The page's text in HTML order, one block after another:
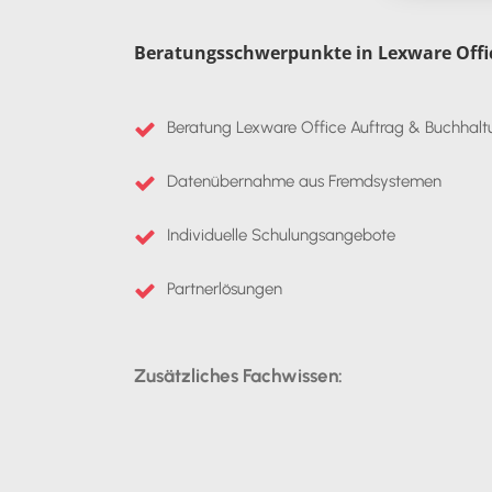
Beratungsschwerpunkte in Lexware
Beratung Lexware Office Auftrag &
Datenübernahme aus Fremdsystemen
Individuelle Schulungsangebote
Partnerlösungen
Zusätzliches Fachwissen: